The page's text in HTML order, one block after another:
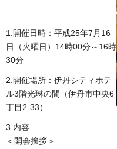
1.開催日時：平成25年7月16
日（火曜日）14時00分～16時
30分
2.開催場所：伊丹シティホテ
ル3階光琳の間（伊丹市中央6
丁目2-33）
3.内容
＜開会挨拶＞